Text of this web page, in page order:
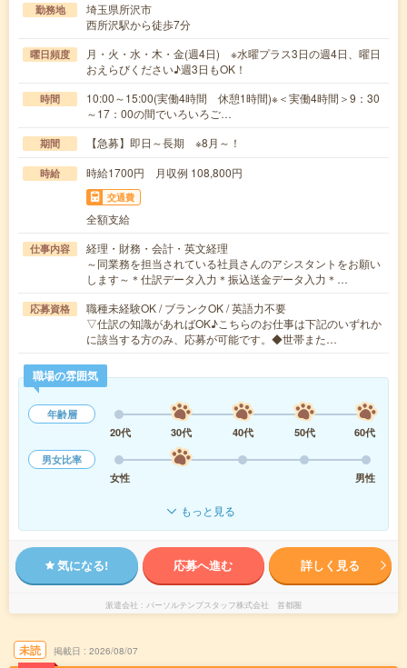
勤務地
埼玉県所沢市
西所沢駅から徒歩7分
曜日頻度
月・火・水・木・金(週4日) ※水曜プラス3日の週4日、曜日
おえらびください♪週3日もOK！
時間
10:00～15:00(実働4時間 休憩1時間)※＜実働4時間＞9：30
～17：00の間でいろいろご…
期間 【急募】即日～長期 ※8月～！
時給 時給1700円 月収例 108,800円
交通費
全額支給
仕事内容
経理・財務・会計・英文経理
～同業務を担当されている社員さんのアシスタントをお願い
します～＊仕訳データ入力＊振込送金データ入力＊…
応募資格
職種未経験OK / ブランクOK / 英語力不要
▽仕訳の知識があればOK♪こちらのお仕事は下記のいずれか
に該当する方のみ、応募が可能です。◆世帯また…
職場の雰囲気
年齢層
20代
30代 40代 50代
60代
男女比率
女性
男性
もっと見る
気になる! 応募へ進む 詳しく見る
派遣会社 パーソルテンプスタッフ株式会社 首都圏
未読 掲載日 2026/08/07